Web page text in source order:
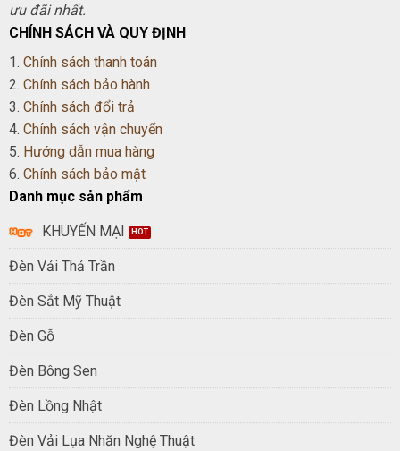
ưu đãi nhất.
CHÍNH SÁCH VÀ QUY ĐỊNH
1. Chính sách thanh toán
2. Chính sách bảo hành
3. Chính sách đổi trả
4. Chính sách vận chuyển
5. Hướng dẫn mua hàng
6. Chính sách bảo mật
Danh mục sản phẩm
KHUYẾN MẠI
Đèn Vải Thả Trần
Đèn Sắt Mỹ Thuật
Đèn Gỗ
Đèn Bông Sen
Đèn Lồng Nhật
Đèn Vải Lụa Nhăn Nghệ Thuật